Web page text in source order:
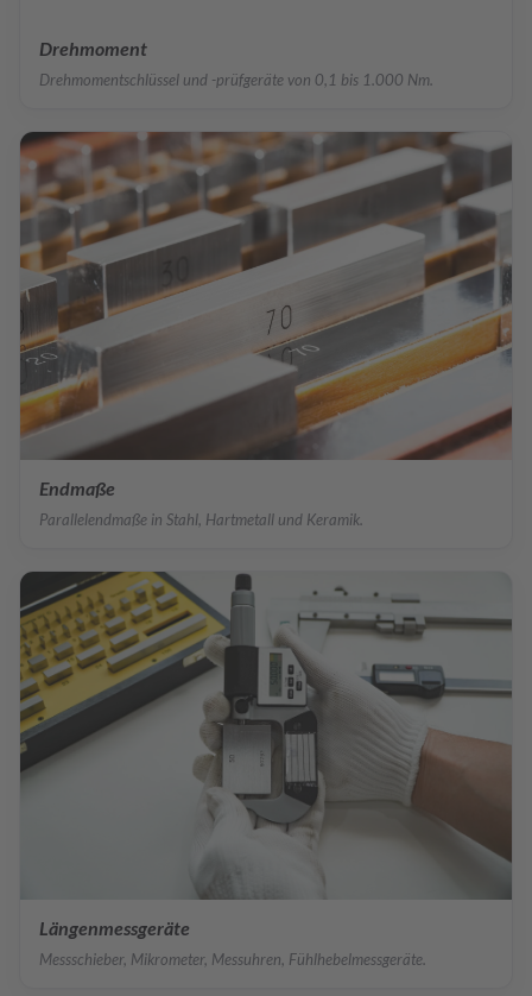
Drehmoment
Drehmomentschlüssel und -prüfgeräte von 0,1 bis 1.000 Nm.
Endmaße
Parallelendmaße in Stahl, Hartmetall und Keramik.
Längenmessgeräte
Messschieber, Mikrometer, Messuhren, Fühlhebelmessgeräte.